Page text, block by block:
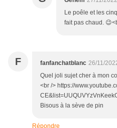
Le poêle et les
fait pas chaud.
F fanfanchatblanc 26/11/
Quel joli sujet cher à mon
<br /> https://
Bisous à la sève de pin
Répondre